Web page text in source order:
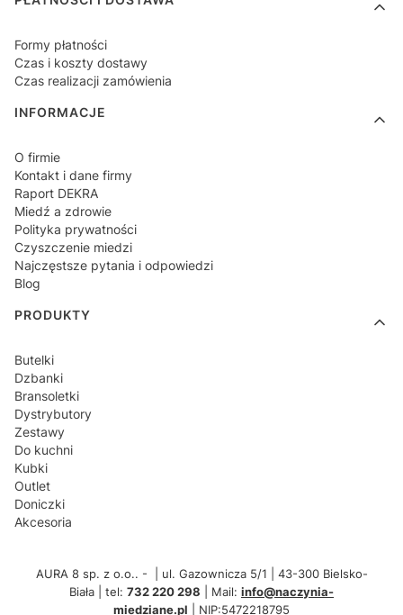
Formy płatności
Czas i koszty dostawy
Czas realizacji zamówienia
INFORMACJE
O firmie
Kontakt i dane firmy
Raport DEKRA
Miedź a zdrowie
Polityka prywatności
Czyszczenie miedzi
Najczęstsze pytania i odpowiedzi
Blog
PRODUKTY
Butelki
Dzbanki
Bransoletki
Dystrybutory
Zestawy
Do kuchni
Kubki
Outlet
Doniczki
Akcesoria
AURA 8 sp. z o.o.. - ul. Gazownicza 5/1
43-300 Bielsko-
Biała
tel: 732 220 298 Mail: info@naczynia-
miedziane.pl
NIP:5472218795